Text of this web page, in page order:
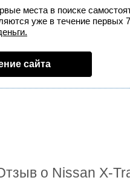
места в поиске
уже в течение первых
сайта
о Nissan X-